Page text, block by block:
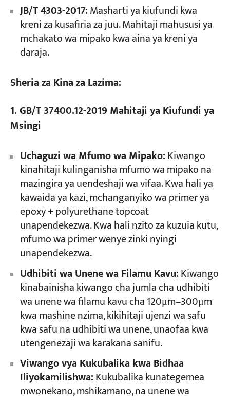
JB/T 4303-2017:Masharti ya kiufundi kwa
kreni za kusafiria za juu. Mahitaji mahususi ya
mchakato wa mipako kwa aina ya kreni ya
daraja.
Sheria za Kina za Lazima:
1. GB/T 37400.12-2019 Mahitaji ya Kiufundi ya
Msingi
Uchaguzi wa Mfumo wa Mipako:Kiwango
kinahitaji kulinganisha mfumo wa mipako na
mazingira ya uendeshaji wa vifaa. Kwa hali ya
kawaida ya kazi, mchanganyiko wa primer ya
epoxy + polyurethane topcoat
unapendekezwa. Kwa hali nzito za kuzuia kutu,
mfumo wa primer wenye zinki nyingi
unapendekezwa.
Udhibiti wa Unene wa Filamu Kavu:Kiwango
kinabainisha kiwango cha jumla cha udhibiti
wa unene wa filamu kavu cha 120μm–300μm
kwa mashine nzima, kikihitaji ujenzi wa safu
kwa safu na udhibiti wa unene, unaofaa kwa
utengenezaji wa karakana sanifu.
Viwango vya Kukubalika kwa Bidhaa
Iliyokamilishwa:Kukubalika kunategemea
mwonekano, mshikamano, na unene wa